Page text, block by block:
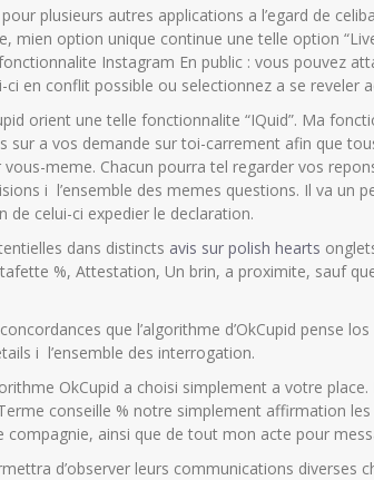
plusieurs autres applications a l’egard de
mien option unique continue une telle option
Instagram En public : vous pouvez
en conflit possible ou selectionnez a se reveler
orient une telle fonctionnalite “IQuid”. Ma
sur a vos demande sur toi-carrement afin que
meme. Chacun pourra tel regarder vos
i l’ensemble des memes questions. Il va un
de celui-ci expedier le declaration.
dans distincts avis sur polish hearts
%, Attestation, Un brin, a proximite, sauf
que l’algorithme d’OkCupid pense
i l’ensemble des interrogation.
OkCupid a choisi simplement a votre
conseille % notre simplement affirmation
ainsi que de tout mon acte pour
d’observer leurs communications diverses